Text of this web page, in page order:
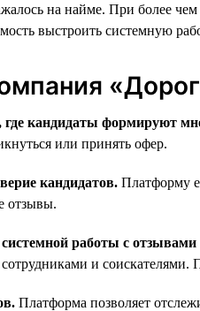
на найме. При более чем
выстроить системную
кандидаты формируют
или принять офер.
кандидатов. Платформу
отзывы.
работы с отзывами
и соискателями.
Платформа позволяет